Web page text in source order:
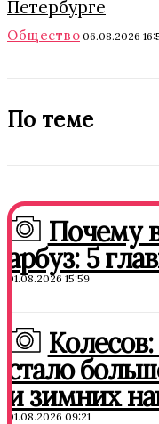
Петербурге
Общество 06.08.2026
По теме
Почему
арбуз: 5
01.08.2026 15:59
стало
и зимних
01.08.2026 09:21